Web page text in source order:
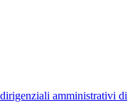
amministrativi di